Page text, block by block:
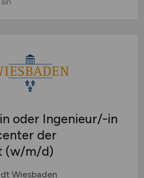
oder Ingenieur/-in
der
(w/m/d)
Wiesbaden